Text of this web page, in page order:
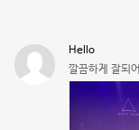
Hello
깔끔하게 잘되